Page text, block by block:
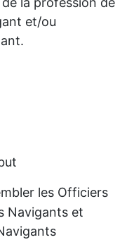
et/ou
les Officiers
Navigants et